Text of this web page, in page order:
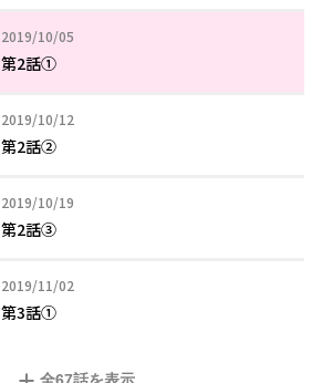
2019/10/05
2019年10月05日
第2話①
2019/10/12
2019年10月12日
第2話②
2019/10/19
2019年10月19日
第2話③
2019/11/02
2019年11月02日
第3話①